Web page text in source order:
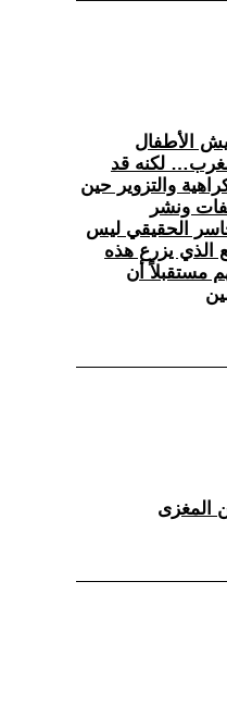
الأطفال
لكنه قد
والتزوير حين
ونشر
الحقيقي ليس
الذي يزرع هذه
مستقبلاً أن